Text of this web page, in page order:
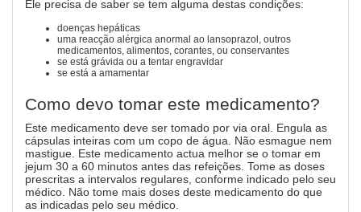
Ele precisa de saber se tem alguma destas condições:
doenças hepáticas
uma reacção alérgica anormal ao lansoprazol, outros
medicamentos, alimentos, corantes, ou conservantes
se está grávida ou a tentar engravidar
se está a amamentar
Como devo tomar este medicamento?
Este medicamento deve ser tomado por via oral. Engula as
cápsulas inteiras com um copo de água. Não esmague nem
mastigue. Este medicamento actua melhor se o tomar em
jejum 30 a 60 minutos antes das refeições. Tome as doses
prescritas a intervalos regulares, conforme indicado pelo seu
médico. Não tome mais doses deste medicamento do que
as indicadas pelo seu médico.